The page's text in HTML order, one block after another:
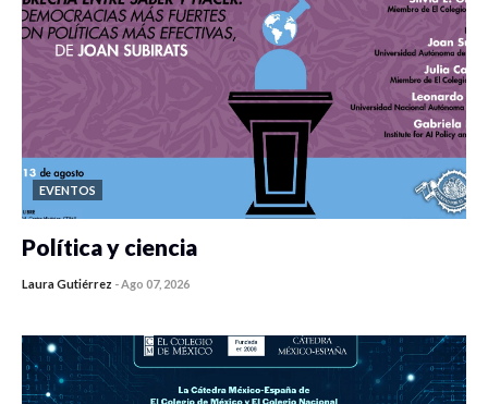
EVENTOS
Política y ciencia
Laura Gutiérrez -Ago 07, 2026